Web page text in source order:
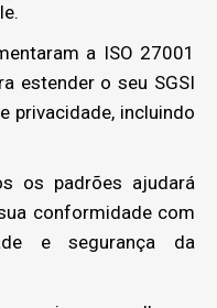
a ISO 27001
estender o seu SGSI
privacidade, incluindo
os padrões ajudará
conformidade com
e segurança da